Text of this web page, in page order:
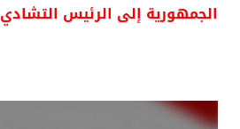
الجمهورية إلى الرئيس التشادي